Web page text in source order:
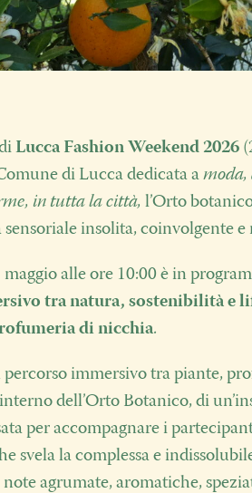
Lucca Fashion Weekend 2026
di Lucca dedicata a
in tutta la città, l’Orto
sensoriale insolita, coinvolgente
alle ore 10:00 è in
tra natura, sostenibilità e
di nicchia.
percorso immersivo tra piante,
dell’Orto Botanico, di
per accompagnare i
svela la complessa e
agrumate, aromatiche,